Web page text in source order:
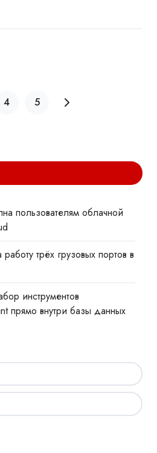
4 5
пользователям облачной
трёх грузовых портов в
инструментов
прямо внутри базы данных